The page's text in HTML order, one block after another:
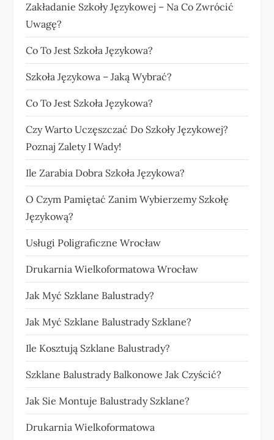
Zakładanie Szkoły Językowej – Na Co Zwrócić
Uwagę?
Co To Jest Szkoła Językowa?
Szkoła Językowa – Jaką Wybrać?
Co To Jest Szkoła Językowa?
Czy Warto Uczęszczać Do Szkoły Językowej?
Poznaj Zalety I Wady!
Ile Zarabia Dobra Szkoła Językowa?
O Czym Pamiętać Zanim Wybierzemy Szkołę
Językową?
Usługi Poligraficzne Wrocław
Drukarnia Wielkoformatowa Wrocław
Jak Myć Szklane Balustrady?
Jak Myć Szklane Balustrady Szklane?
Ile Kosztują Szklane Balustrady?
Szklane Balustrady Balkonowe Jak Czyścić?
Jak Sie Montuje Balustrady Szklane?
Drukarnia Wielkoformatowa